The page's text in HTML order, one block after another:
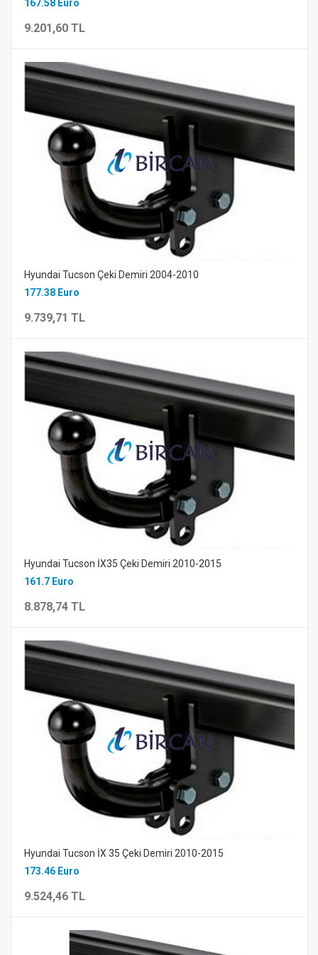
167.58 Euro
9.201,60 TL
Hyundai Tucson Çeki Demiri 2004-2010
177.38 Euro
9.739,71 TL
Hyundai Tucson İX35 Çeki Demiri 2010-2015
161.7 Euro
8.878,74 TL
Hyundai Tucson İX 35 Çeki Demiri 2010-2015
173.46 Euro
9.524,46 TL